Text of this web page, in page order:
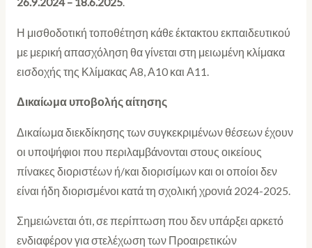
Η μισθοδοτική τοποθέτηση κάθε έκτακτου εκπαιδευτικού
με μερική απασχόληση θα γίνεται στη μειωμένη κλίμακα
εισδοχής της Κλίμακας Α8, Α10 και Α11.
Δικαίωμα υποβολής αίτησης
Δικαίωμα διεκδίκησης των συγκεκριμένων θέσεων έχουν
οι υποψήφιοι που περιλαμβάνονται στους οικείους
πίνακες διοριστέων ή/και διορισίμων και οι οποίοι δεν
είναι ήδη διορισμένοι κατά τη σχολική χρονιά 2024-2025.
Σημειώνεται ότι, σε περίπτωση που δεν υπάρξει αρκετό
ενδιαφέρον για στελέχωση των Προαιρετικών